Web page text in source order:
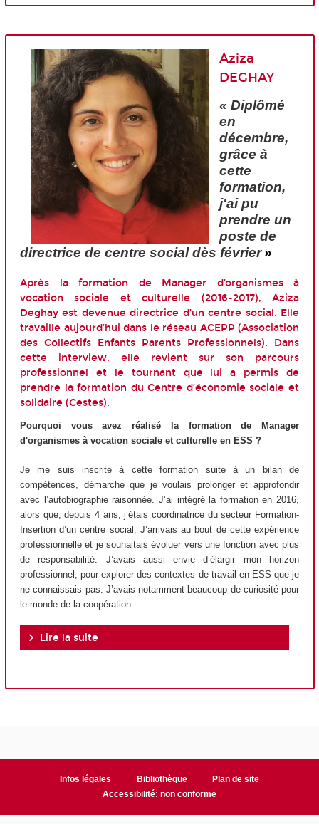
Aziza
DEGHAY
« Diplômé
en
décembre,
grâce à
cette
formation,
j'ai pu
prendre un
poste de
directrice de centre social dès février»
Après la formation de Manager d’organismes à
vocation sociale et culturelle (2016-2017), Aziza
Deghay est devenue directrice d’un centre social. Elle
travaille aujourd’hui dans le réseau ACEPP (Association
des Collectifs Enfants Parents Professionnels). Dans
cette interview, elle revient sur son parcours
professionnel et le tournant que lui a permis de
prendre la formation du Centre d’économie sociale et
solidaire (Cestes).
Pourquoi vous avez réalisé la formation de Manager
d'organismes à vocation sociale et culturelle en ESS ?
Je me suis inscrite à cette formation suite à un bilan de
compétences, démarche que je voulais prolonger et approfondir
avec l’autobiographie raisonnée. J’ai intégré la formation en 2016,
alors que, depuis 4 ans, j’étais coordinatrice du secteur Formation-
Insertion d’un centre social. J’arrivais au bout de cette expérience
professionnelle et je souhaitais évoluer vers une fonction avec plus
de responsabilité. J’avais aussi envie d’élargir mon horizon
professionnel, pour explorer des contextes de travail en ESS que je
ne connaissais pas. J’avais notamment beaucoup de curiosité pour
le monde de la coopération.
Lire la suite
Infos légales Bibliothèque
Plan de site
Accessibilité: non conforme